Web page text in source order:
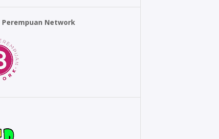
Perempuan Network